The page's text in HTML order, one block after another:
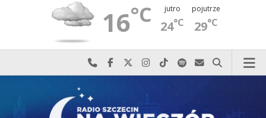
16°C jutro
24°C
pojutrze
29°C
Najlepiej po prostu do nas zadzwoń
Odwiedź nas na Facebook-u
Odwiedź nas na X
Odwiedź nas na Instagram-ie
Odwiedź nas na TikTok-u
Szukaj nas na Spotify
Wyślij do nas
Szukaj